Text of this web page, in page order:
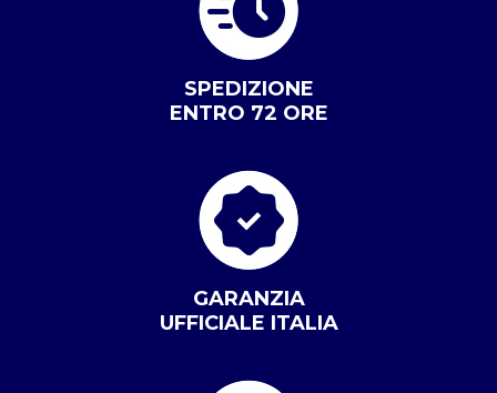
SPEDIZIONE
ENTRO 72 ORE
GARANZIA
UFFICIALE ITALIA